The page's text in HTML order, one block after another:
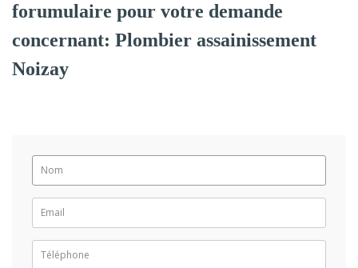
forumulaire pour votre demande
concernant: Plombier assainissement
Noizay